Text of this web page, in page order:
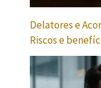
Delatores e
Riscos e